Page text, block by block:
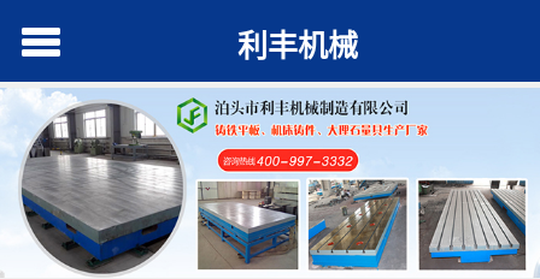
利丰机械